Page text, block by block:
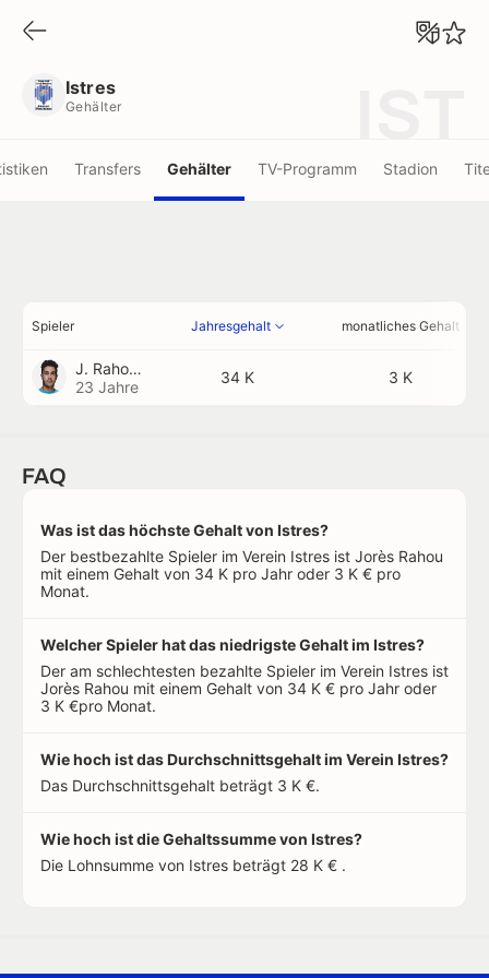
Istres
Gehälter
Transfers Gehälter TV-Programm Stadion
Spieler Jahresgehalt monatliches Gehalt
J. Rahou
23 Jahre
34 K 3 K
FAQ
Was ist das höchste Gehalt von Istres?
Der bestbezahlte Spieler im Verein Istres ist Jorès Rahou
mit einem Gehalt von 34 K pro Jahr oder 3 K € pro
Monat.
Welcher Spieler hat das niedrigste Gehalt im Istres?
Der am schlechtesten bezahlte Spieler im Verein Istres ist
Jorès Rahou mit einem Gehalt von 34 K € pro Jahr oder
3 K €pro Monat.
Wie hoch ist das Durchschnittsgehalt im Verein Istres?
Das Durchschnittsgehalt beträgt 3 K €.
Wie hoch ist die Gehaltssumme von Istres?
Die Lohnsumme von Istres beträgt 28 K € .